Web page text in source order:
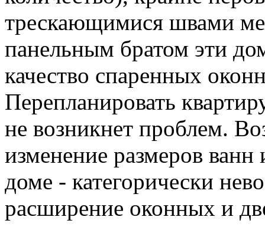
трескающимися швами
панельным братом эти
качество спаренных
Перепланировать
не возникнет проблем.
изменение размеров ванн
доме - категорически
расширение оконных и